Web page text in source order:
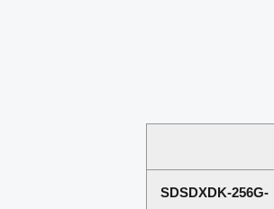
SDSDXDK-256G-